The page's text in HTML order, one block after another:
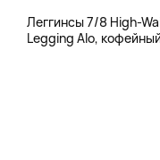
Леггинсы 7/8 High-
Legging Alo,